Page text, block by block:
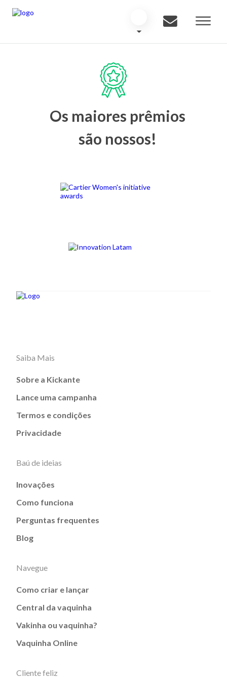
Os maiores prêmios
são nossos!
Saiba Mais
Sobre a Kickante
Lance uma campanha
Termos e condições
Privacidade
Baú de ideias
Inovações
Como funciona
Perguntas frequentes
Blog
Navegue
Como criar e lançar
Central da vaquinha
Vakinha ou vaquinha?
Vaquinha Online
Cliente feliz